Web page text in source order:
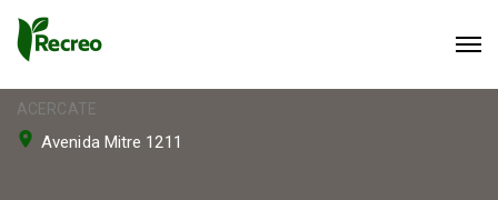
ACERCATE
Avenida Mitre 1211